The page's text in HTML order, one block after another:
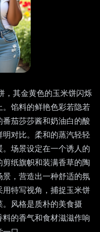
，其金黄色的玉米饼闪烁
馅料的鲜艳色彩若隐若
茄莎莎酱和奶油白的酸
对比。柔和的蒸汽轻轻
场景设定在一个诱人的
纸旗帜和装满香草的陶
，营造出一种舒适的氛
用特写视角，捕捉玉米饼
风格是质朴的美食摄
的香气和食材滋滋作响